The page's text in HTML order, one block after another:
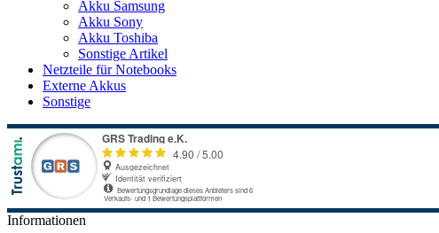
Akku Samsung
Akku Sony
Akku Toshiba
Sonstige Artikel
Netzteile für Notebooks
Externe Akkus
Sonstige
Informationen